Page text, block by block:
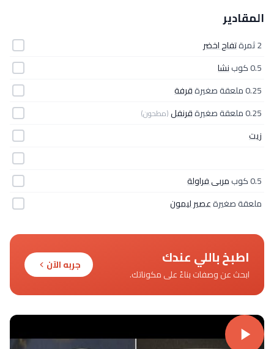
المقادير
2 ثمرة
تفاح اخضر
0.5 كوب
نشا
0.25 ملعقة صغيرة
قرفة
0.25 ملعقة صغيرة
قرنفل(مطحون)
زيت
0.5 كوب
مربى فراولة
ملعقة صغيرةعصير ليمون
اطبخ باللي عندك
ابحث عن وصفات بناءً على مكوناتك.
جربه الآن